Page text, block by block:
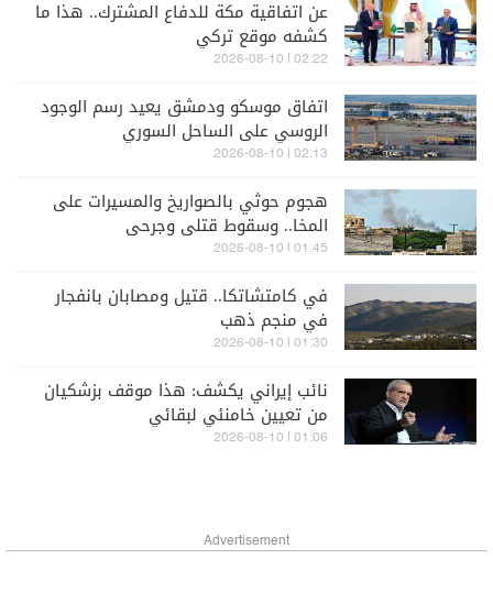
عن اتفاقية مكة للدفاع المشترك.. هذا ما
كشفه موقع تركي
02:22 | 2026-08-10
اتفاق موسكو ودمشق يعيد رسم الوجود
الروسي على الساحل السوري
02:13 | 2026-08-10
هجوم حوثي بالصواريخ والمسيرات على
المخا.. وسقوط قتلى وجرحى
01:45 | 2026-08-10
في كامتشاتكا.. قتيل ومصابان بانفجار
في منجم ذهب
01:30 | 2026-08-10
نائب إيراني يكشف: هذا موقف بزشكيان
من تعيين خامنئي لبقائي
01:06 | 2026-08-10
Advertisement